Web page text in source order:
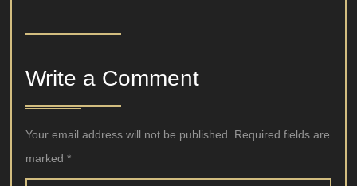
Write a Comment
Your email address will not be published.
Required fields are
marked *